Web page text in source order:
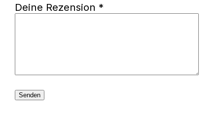
Deine Rezension *